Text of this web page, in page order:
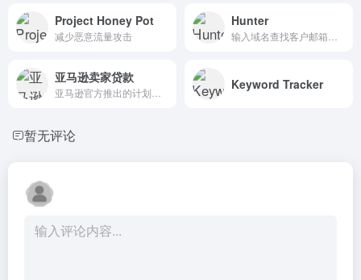
Project Honey Pot
减少恶意流量攻击
Hunter
亚马逊卖家贷款 Keyword Tracker
暂无评论